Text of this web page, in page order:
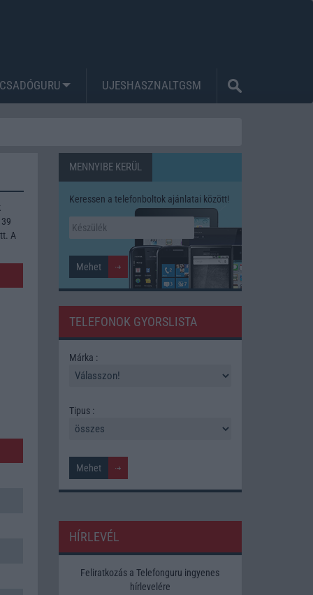
UJESHASZNALTGSM
A
MENNYIBE KERÜL
Keressen a telefonboltok ajánlatai között!
TELEFONOK GYORSLISTA
Márka :
Tipus :
HÍRLEVÉL
Feliratkozás a Telefonguru ingyenes
hírlevelére